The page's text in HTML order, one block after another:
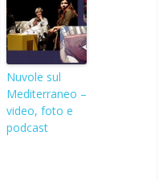
Nuvole sul
Mediterraneo –
video, foto e
podcast